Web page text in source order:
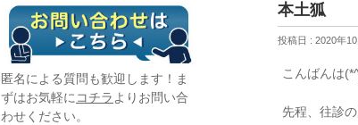
本土狐
投稿日 : 2020年10
こんばんは
先程、往診
匿名による質問も歓迎します！ま
ずはお気軽に コチラ よりお問い合
わせください。